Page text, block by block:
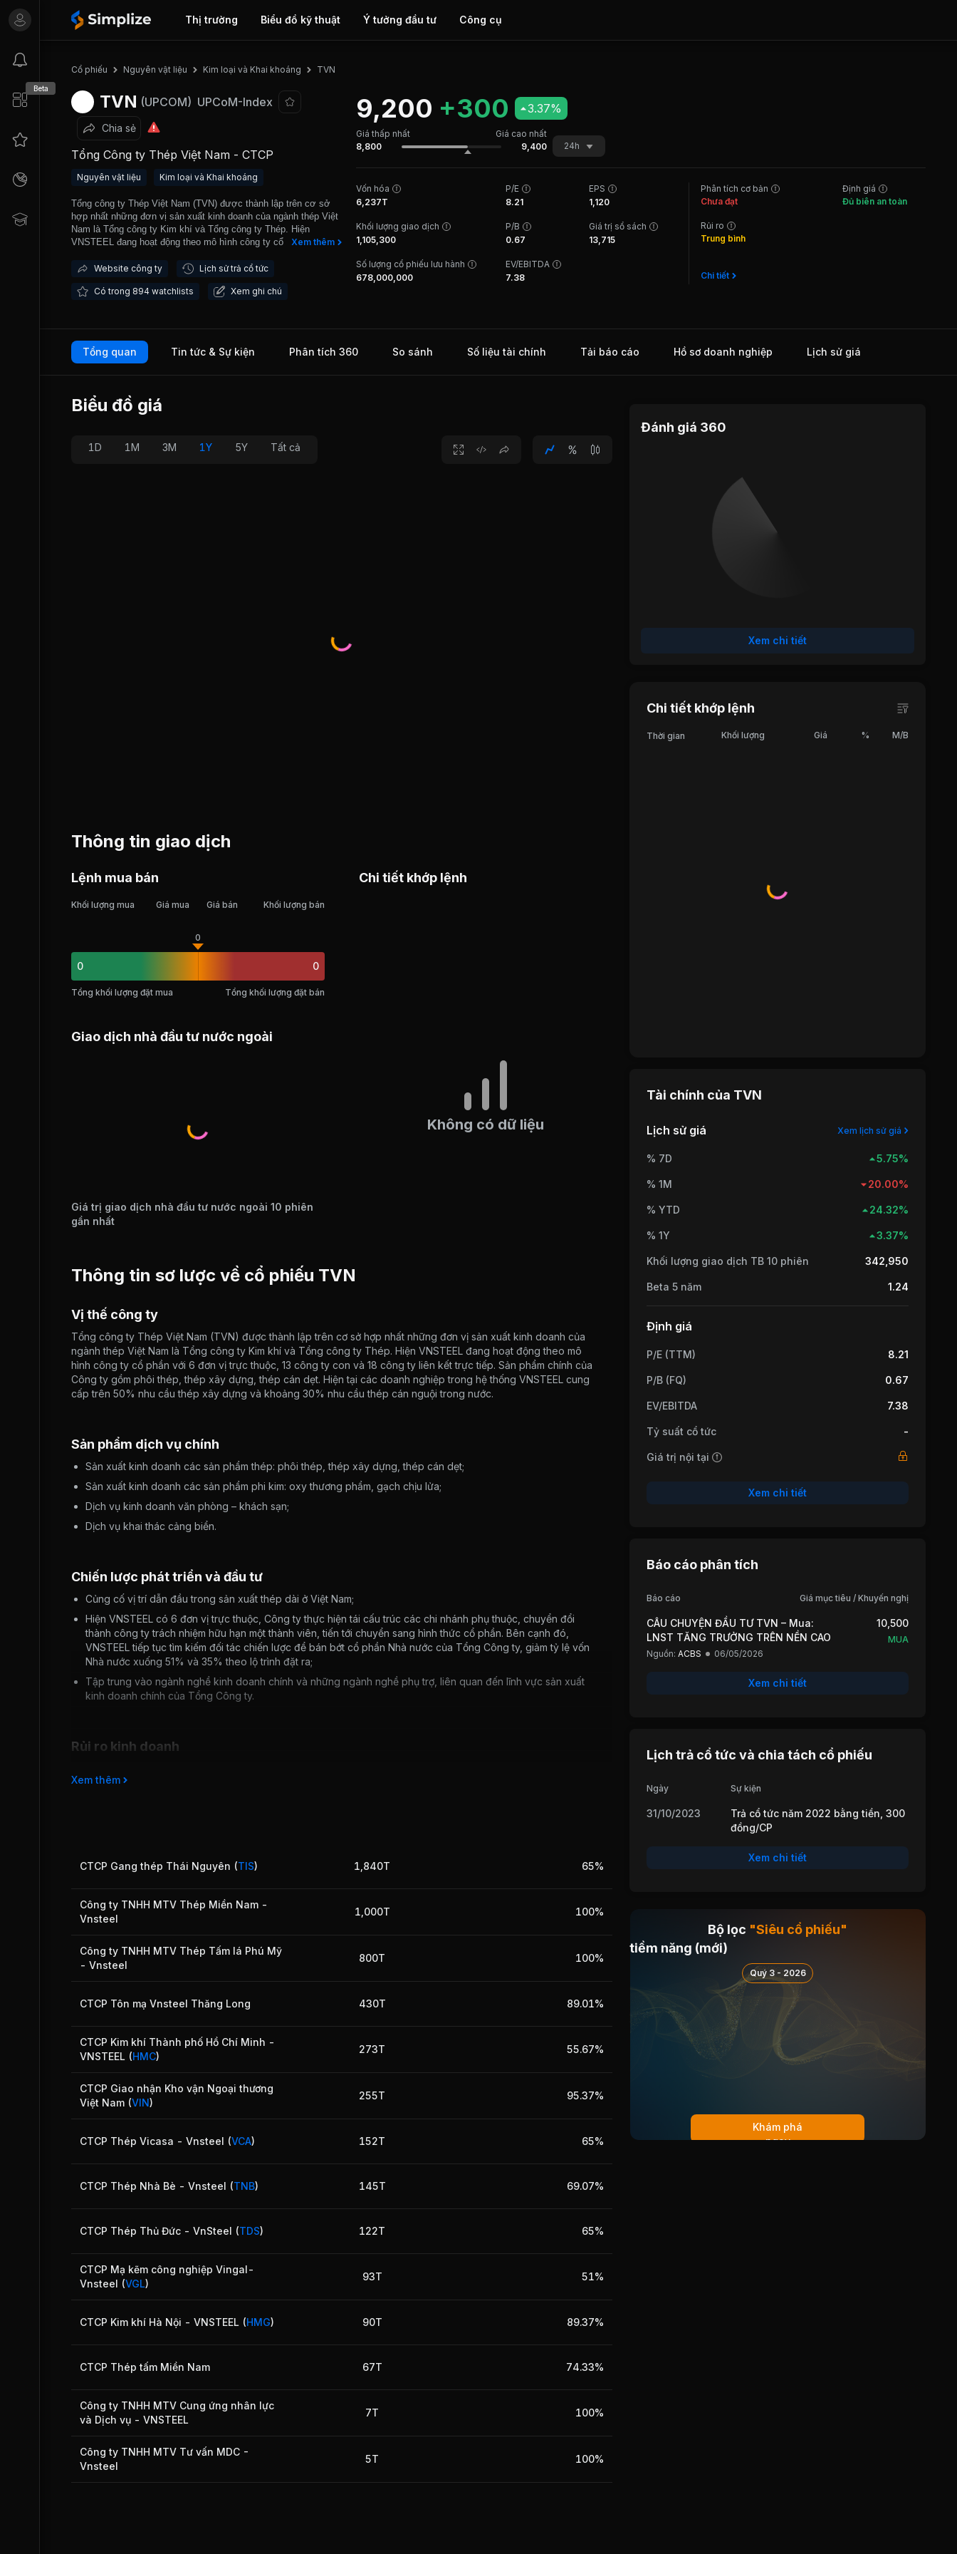
Thị trường Biểu đồ kỹ thuật Ý tưởng đầu tư Công cụ
Beta
Cổ phiếu Nguyên vật liệu Kim loại và Khai khoáng TVN
TVN (UPCOM) UPCoM-Index
Chia sẻ
Tổng Công ty Thép Việt Nam - CTCP
Nguyên vật liệu Kim loại và Khai khoáng
Tổng công ty Thép Việt Nam (TVN) được thành lập trên cơ sở
hợp nhất những đơn vị sản xuất kinh doanh của ngành thép Việt
Nam là Tổng công ty Kim khí và Tổng công ty Thép. Hiện
VNSTEEL đang hoạt động theo mô hình công ty cổ phần với 6
Sản phẩm chính của Công ty gồm phôi thép, thép xây dựng, thép
cấp trên 50% nhu cầu thép xây dựng và khoảng 30% nhu cầu
Xem thêm
Website công ty Lịch sử trả cổ tức
Có trong 894 watchlists Xem ghi chú
9,200 +300 3.37%
Giá thấp nhất
Giá cao nhất
8,800
9,400 24h
Vốn hóa
6,237T
P/E
8.21
EPS
1,120
Khối lượng giao dịch
1,105,300
P/B
0.67
Giá trị sổ sách
13,715
Số lượng cổ phiếu lưu hành
678,000,000
EV/EBITDA
7.38
Phân tích cơ bản
Chưa đạt
Rủi ro
Trung bình
Chi tiết
Định giá
Đủ biên an toàn
Tổng quan Tin tức & Sự kiện Phân tích 360 So sánh Số liệu tài chính Tải báo cáo Hồ sơ doanh nghiệp Lịch sử giá
Biểu đồ giá
1D 1M 3M 1Y 5Y Tất cả
Thông tin giao dịch
Lệnh mua bán
Khối lượng mua Giá mua Giá bán Khối lượng bán
0
0
0
Tổng khối lượng đặt mua Tổng khối lượng đặt bán
Giao dịch nhà đầu tư nước ngoài
Giá trị giao dịch nhà đầu tư nước ngoài 10 phiên
gần nhất
Chi tiết khớp lệnh
Không có dữ liệu
Thông tin sơ lược về cổ phiếu TVN
Vị thế công ty
Tổng công ty Thép Việt Nam (TVN) được thành lập trên cơ sở hợp nhất những đơn vị sản xuất kinh doanh của
ngành thép Việt Nam là Tổng công ty Kim khí và Tổng công ty Thép. Hiện VNSTEEL đang hoạt động theo mô
hình công ty cổ phần với 6 đơn vị trực thuộc, 13 công ty con và 18 công ty liên kết trực tiếp. Sản phẩm chính của
Công ty gồm phôi thép, thép xây dựng, thép cán dẹt. Hiện tại các doanh nghiệp trong hệ thống VNSTEEL cung
cấp trên 50% nhu cầu thép xây dựng và khoảng 30% nhu cầu thép cán nguội trong nước.
Sản phẩm dịch vụ chính
Sản xuất kinh doanh các sản phẩm thép: phôi thép, thép xây dựng, thép cán dẹt;
Sản xuất kinh doanh các sản phẩm phi kim: oxy thương phẩm, gạch chịu lửa;
Dịch vụ kinh doanh văn phòng – khách sạn;
Dịch vụ khai thác cảng biển.
Chiến lược phát triển và đầu tư
Củng cố vị trí dẫn đầu trong sản xuất thép dài ở Việt Nam;
Hiện VNSTEEL có 6 đơn vị trực thuộc, Công ty thực hiện tái cấu trúc các chi nhánh phụ thuộc, chuyển đổi
thành công ty trách nhiệm hữu hạn một thành viên, tiến tới chuyển sang hình thức cổ phần. Bên cạnh đó,
VNSTEEL tiếp tục tìm kiếm đối tác chiến lược để bán bớt cổ phần Nhà nước của Tổng Công ty, giảm tỷ lệ vốn
Nhà nước xuống 51% và 35% theo lộ trình đặt ra;
Tập trung vào ngành nghề kinh doanh chính và những ngành nghề phụ trợ, liên quan đến lĩnh vực sản xuất
kinh doanh chính của Tổng Công ty.
Rủi ro kinh doanh
soát bệnh dịch, khiến nguồn nguyên liệu phục vụ cho sản xuất của ngành thép bị gián đoạn, đặc biệt là các thị
tiêu thụ sản phẩm.
Xem thêm
CTCP Gang thép Thái Nguyên (TIS) 1,840T 65%
Công ty TNHH MTV Thép Miền Nam -
Vnsteel
1,000T 100%
Công ty TNHH MTV Thép Tấm lá Phú Mỹ
- Vnsteel
800T 100%
CTCP Tôn mạ Vnsteel Thăng Long 430T 89.01%
CTCP Kim khí Thành phố Hồ Chí Minh -
VNSTEEL (HMC)
273T 55.67%
CTCP Giao nhận Kho vận Ngoại thương
Việt Nam (VIN)
255T 95.37%
CTCP Thép Vicasa - Vnsteel (VCA) 152T 65%
CTCP Thép Nhà Bè - Vnsteel (TNB) 145T 69.07%
CTCP Thép Thủ Đức - VnSteel (TDS) 122T 65%
CTCP Mạ kẽm công nghiệp Vingal-
Vnsteel (VGL)
93T 51%
CTCP Kim khí Hà Nội - VNSTEEL (HMG) 90T 89.37%
CTCP Thép tấm Miền Nam 67T 74.33%
Công ty TNHH MTV Cung ứng nhân lực
và Dịch vụ - VNSTEEL
7T 100%
Công ty TNHH MTV Tư vấn MDC -
Vnsteel
5T 100%
Đánh giá 360
Cổ tức
Xem chi tiết
Chi tiết khớp lệnh
Thời gian Khối lượng Giá % M/B
Tài chính của TVN
Lịch sử giá Xem lịch sử giá
% 7D 5.75%
% 1M 20.00%
% YTD 24.32%
% 1Y 3.37%
Khối lượng giao dịch TB 10 phiên 342,950
Beta 5 năm 1.24
Định giá
P/E (TTM) 8.21
P/B (FQ) 0.67
EV/EBITDA 7.38
Tỷ suất cổ tức -
Giá trị nội tại
Xem chi tiết
Báo cáo phân tích
Báo cáo Giá mục tiêu / Khuyến nghị
CÂU CHUYỆN ĐẦU TƯ TVN – Mua:
LNST TĂNG TRƯỞNG TRÊN NỀN CAO
Nguồn: ACBS 06/05/2026
10,500
MUA
Xem chi tiết
Lịch trả cổ tức và chia tách cổ phiếu
Ngày Sự kiện
31/10/2023
Trả cổ tức năm 2022 bằng tiền, 300
đồng/CP
Xem chi tiết
Bộ lọc "Siêu cổ phiếu"
tiềm năng (mới)
Quý 3 - 2026
Khám phá
ngay